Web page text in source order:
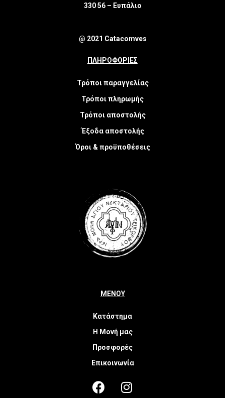
330 56 – Ευπάλιο
@ 2021 Catacomves
ΠΛΗΡΟΦΟΡΙΕΣ
Τρόποι παραγγελίας
Τρόποι πληρωμής
Τρόποι αποστολής
Έξοδα αποστολής
Όροι & προϋποθέσεις
ΜΕΝΟΥ
Κατάστημα
Η Μονή μας
Προσφορές
Επικοινωνία